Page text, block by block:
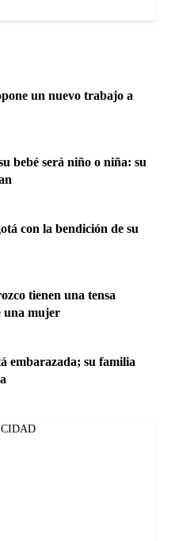
un nuevo trabajo a
bebé será niño o niña: su
con la bendición de su
tienen una tensa
una mujer
embarazada; su familia